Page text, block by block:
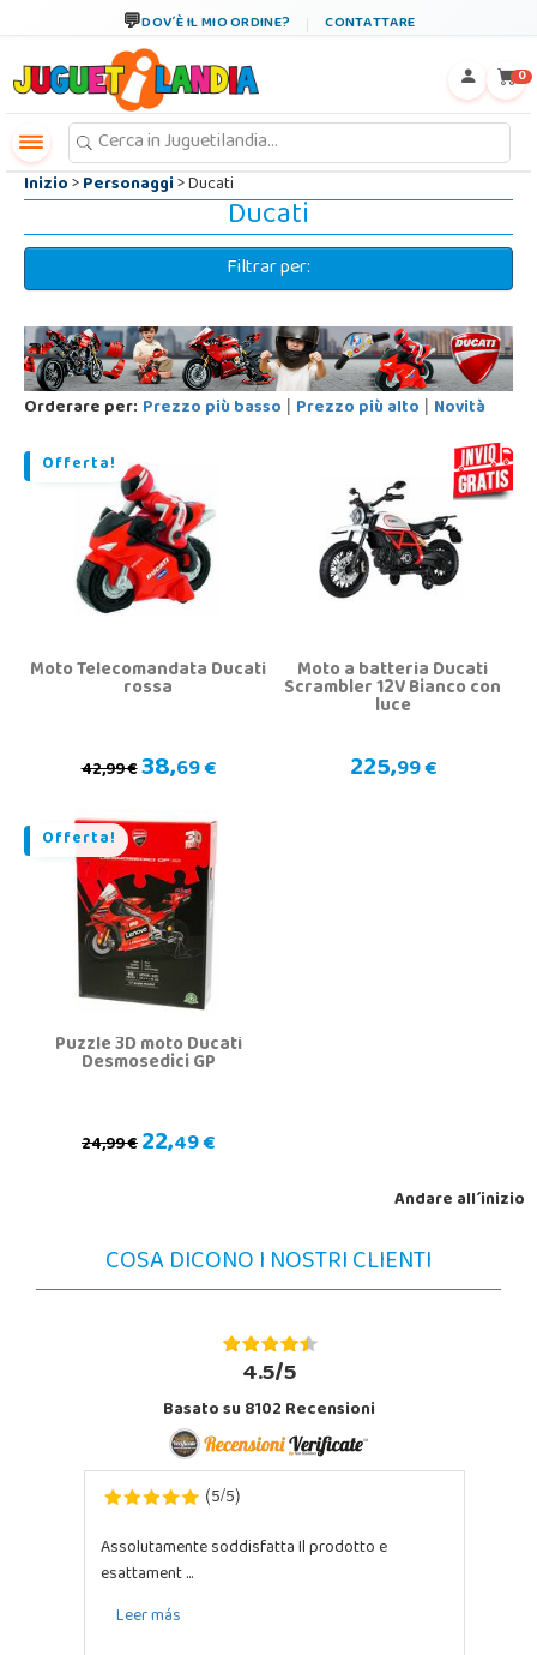
DOV´È IL MIO ORDINE? CONTATTARE
0
Inizio>Personaggi> Ducati
Ducati
Filtrar per:
Orderare per: Prezzo più basso | Prezzo più alto | Novità
Offerta!
Moto Telecomandata Ducati
rossa
42,99 €38,69 €
Moto a batteria Ducati
Scrambler 12V Bianco con
luce
225,99 €
Offerta!
Puzzle 3D moto Ducati
Desmosedici GP
24,99 €22,49 €
Andare all´inizio
COSA DICONO I NOSTRI CLIENTI
4.5/5
Basato su 8102 Recensioni
(5/5)
Assolutamente soddisfatta Il prodotto e
esattament ...
Leer más